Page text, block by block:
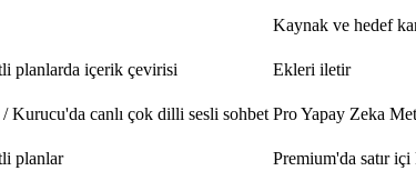
Kaynak ve hedef
planlarda içerik çevirisi
Ekleri iletir
Kurucu'da canlı çok dilli sesli sohbet Pro Yapay Zeka
planlar
Premium'da satır